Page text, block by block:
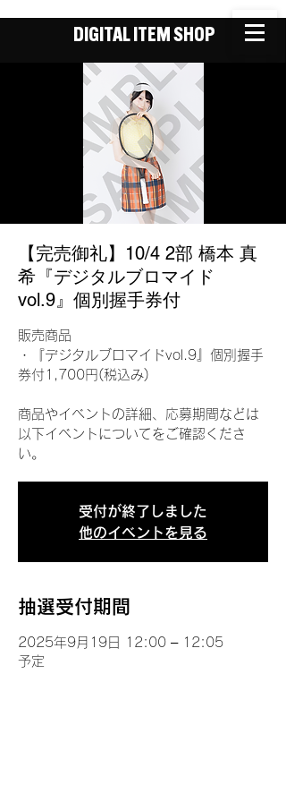
DIGITAL ITEM SHOP
【完売御礼】10/4 2部 橋本 真
希『デジタルブロマイド
vol.9』個別握手券付
販売商品
・『デジタルブロマイドvol.9』個別握手
券付1,700円(税込み)
商品やイベントの詳細、応募期間などは
以下イベントについてをご確認くださ
い。
受付が終了しました
他のイベントを見る
抽選受付期間
2025年9月19日 12:00 – 12:05
予定